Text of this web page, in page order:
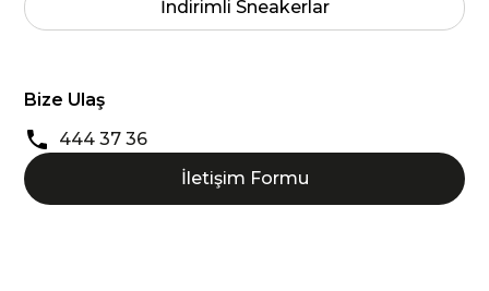
İndirimli Sneakerlar
Bize Ulaş
444 37 36
İletişim Formu